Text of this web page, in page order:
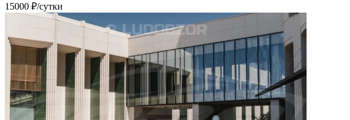
15000 ₽/сутки